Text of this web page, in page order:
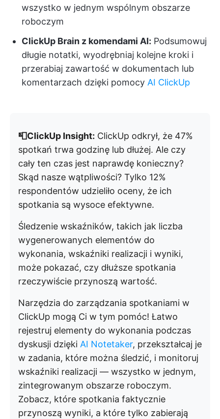
wszystko w jednym wspólnym obszarze
roboczym
ClickUp Brain z komendami AI: Podsumowuj
długie notatki, wyodrębniaj kolejne kroki i
przerabiaj zawartość w dokumentach lub
komentarzach dzięki pomocy AI ClickUp
📮ClickUp Insight: ClickUp odkrył, że 47%
spotkań trwa godzinę lub dłużej. Ale czy
cały ten czas jest naprawdę konieczny?
Skąd nasze wątpliwości? Tylko 12%
respondentów udzieliło oceny, że ich
spotkania są wysoce efektywne.
Śledzenie wskaźników, takich jak liczba
wygenerowanych elementów do
wykonania, wskaźniki realizacji i wyniki,
może pokazać, czy dłuższe spotkania
rzeczywiście przynoszą wartość.
Narzędzia do zarządzania spotkaniami w
ClickUp mogą Ci w tym pomóc! Łatwo
rejestruj elementy do wykonania podczas
dyskusji dzięki AI Notetaker, przekształcaj je
w zadania, które można śledzić, i monitoruj
wskaźniki realizacji — wszystko w jednym,
zintegrowanym obszarze roboczym.
Zobacz, które spotkania faktycznie
przynoszą wyniki, a które tylko zabierają